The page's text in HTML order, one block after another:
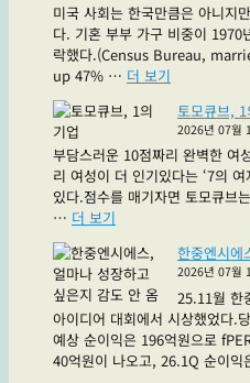
미국 사회는 한국만큼은 아니지
다. 기혼 부부 가구 비중이
락했다.(Census Bureau,
up 47% … 더 보기
물
도
가
족
이
토모큐브,
2026년 07월
부담스러운 10점짜리 완벽한 여
리 여성이 더 인기있다는 ‘7의
있다.점수를 매기자면 토모큐브
… 더 보기
큐
브,
1
의
기
업"
한중엔시에
2026년 07월
25.11월 한
아이디어 대회에서 시상했었다.
예상 순이익은 196억원으로
40억원이 나오고, 26.1Q 순이